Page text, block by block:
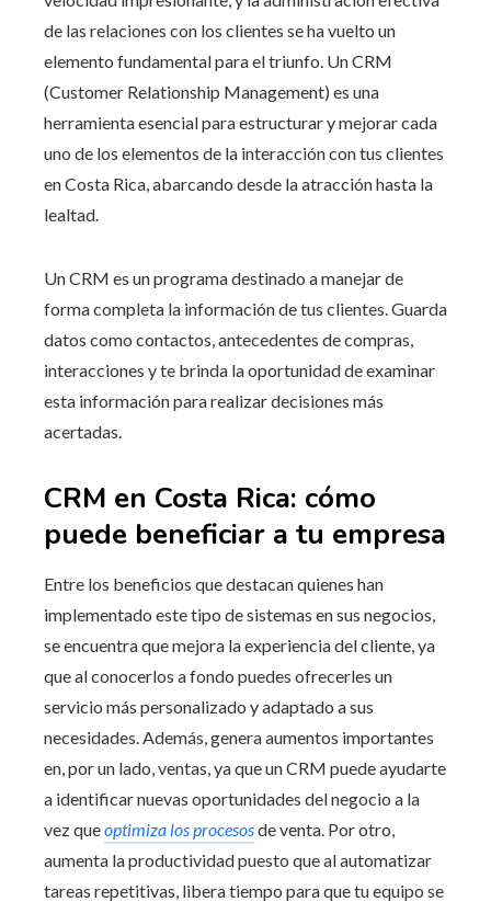
de las relaciones con los clientes se ha vuelto un
elemento fundamental para el triunfo. Un CRM
(Customer Relationship Management) es una
herramienta esencial para estructurar y mejorar cada
uno de los elementos de la interacción con tus clientes
en Costa Rica, abarcando desde la atracción hasta la
lealtad.
Un CRM es un programa destinado a manejar de
forma completa la información de tus clientes. Guarda
datos como contactos, antecedentes de compras,
interacciones y te brinda la oportunidad de examinar
esta información para realizar decisiones más
acertadas.
CRM en Costa Rica: cómo
puede beneficiar a tu empresa
Entre los beneficios que destacan quienes han
implementado este tipo de sistemas en sus negocios,
se encuentra que mejora la experiencia del cliente, ya
que al conocerlos a fondo puedes ofrecerles un
servicio más personalizado y adaptado a sus
necesidades. Además, genera aumentos importantes
en, por un lado, ventas, ya que un CRM puede ayudarte
a identificar nuevas oportunidades del negocio a la
vez queoptimiza los procesosde venta. Por otro,
aumenta la productividad puesto que al automatizar
tareas repetitivas, libera tiempo para que tu equipo se